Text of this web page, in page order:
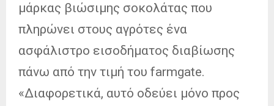
μάρκας βιώσιμης σοκολάτας που
πληρώνει στους αγρότες ένα
ασφάλιστρο εισοδήματος διαβίωσης
πάνω από την τιμή του farmgate.
«Διαφορετικά, αυτό οδεύει μόνο προς